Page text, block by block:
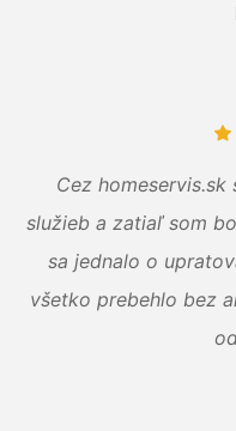
Cez
služieb a zatiaľ som
sa jednalo o
všetko prebehlo bez